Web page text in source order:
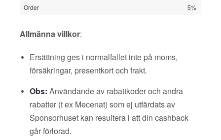
Order 5%
Allmänna villkor:
Ersättning ges i normalfallet inte på moms,
försäkringar, presentkort och frakt.
Obs: Användande av rabattkoder och andra
rabatter (t ex Mecenat) som ej utfärdats av
Sponsorhuset kan resultera i att din cashback
går förlorad.